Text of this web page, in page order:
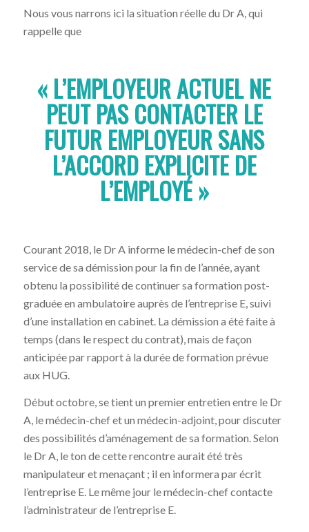
Nous vous narrons ici la situation réelle du Dr A, qui
rappelle que
« L’EMPLOYEUR ACTUEL NE
PEUT PAS CONTACTER LE
FUTUR EMPLOYEUR SANS
L’ACCORD EXPLICITE DE
L’EMPLOYÉ »
Courant 2018, le Dr A informe le médecin-chef de son
service de sa démission pour la fin de l’année, ayant
obtenu la possibilité de continuer sa formation post-
graduée en ambulatoire auprès de l’entreprise E, suivi
d’une installation en cabinet. La démission a été faite à
temps (dans le respect du contrat), mais de façon
anticipée par rapport à la durée de formation prévue
aux HUG.
Début octobre, se tient un premier entretien entre le Dr
A, le médecin-chef et un médecin-adjoint, pour discuter
des possibilités d’aménagement de sa formation. Selon
le Dr A, le ton de cette rencontre aurait été très
manipulateur et menaçant ; il en informera par écrit
l’entreprise E. Le même jour le médecin-chef contacte
l’administrateur de l’entreprise E.